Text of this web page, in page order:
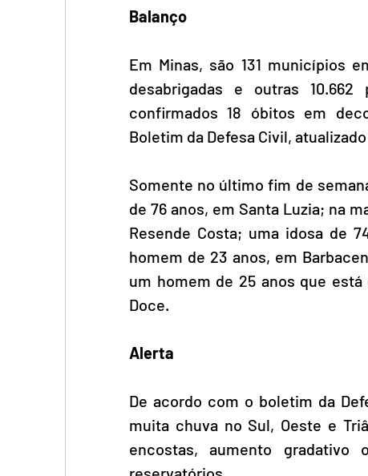
Balanço
Em Minas, são 131 municípios
desabrigadas e outras
confirmados 18 óbitos em
Boletim da Defesa Civil,
Somente no último fim de
de 76 anos, em Santa Luzia; na
Resende Costa; uma idosa de
homem de 23 anos, em
um homem de 25 anos que
Doce.
Alerta
De acordo com o boletim da
muita chuva no Sul, Oeste e
encostas, aumento